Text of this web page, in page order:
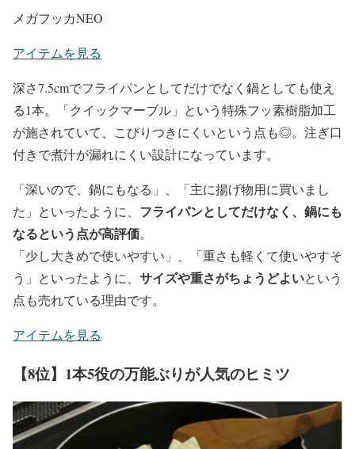
メガフッカNEO
アイテムを見る
深さ7.5cmでフライパンとしてだけでなく鍋としても使え
る1本。「クイックマーブル」という特殊フッ素樹脂加工
が施されていて、こびりつきにくいという点も◎。注ぎ口
付きで煮汁が漏れにくい設計になっています。
「深いので、鍋にもなる」、「主に揚げ物用に買いまし
た」といったように、 フライパンとしてだけなく、鍋にも
なるという点が高評価。
「少し大きめで使いやすい」、「重さも軽くて使いやすそ
う」といったように、 サイズや重さがちょうどよいという
点も売れている理由です。
アイテムを見る
【8位】1本5役の万能ぶりが人気のヒミツ